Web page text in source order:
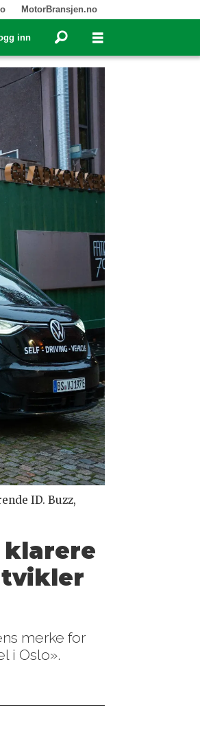
MotorBransjen.no
inn
ID. Buzz,
klarere
merke for
i Oslo».